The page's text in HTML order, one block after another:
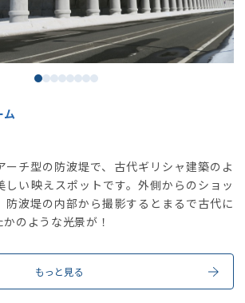
ム
ーチ型の防波堤で、古代ギリシャ建築のよ
しい映えスポットです。外側からのショッ
防波堤の内部から撮影するとまるで古代に
のような光景が！
もっと見る